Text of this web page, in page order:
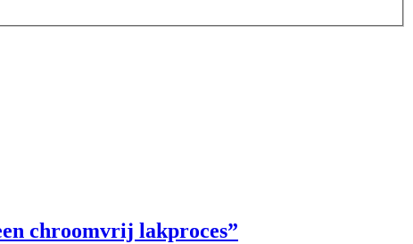
chroomvrij lakproces”